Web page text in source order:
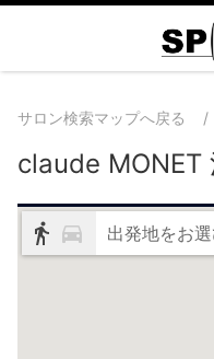
サロン検索マップへ戻る
claude MONET
出発地をお